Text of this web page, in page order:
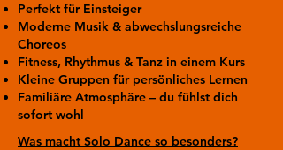
Perfekt für Einsteiger
Moderne Musik & abwechslungsreiche
Choreos
Fitness, Rhythmus & Tanz in einem Kurs
Kleine Gruppen für persönliches Lernen
Familiäre Atmosphäre – du fühlst dich
sofort wohl
Was macht Solo Dance so besonders?